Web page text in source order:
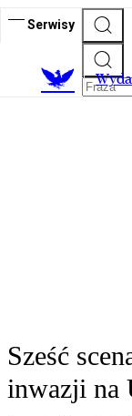
Serwisy
Sześć
inwazji na